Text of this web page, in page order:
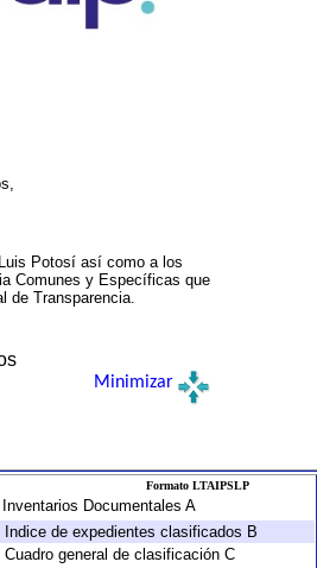
Potosí así como a los
Comunes y Específicas que
de Transparencia.
Minimizar
Formato LTAIPSLP
Documentales A
de expedientes clasificados B
general de clasificación C